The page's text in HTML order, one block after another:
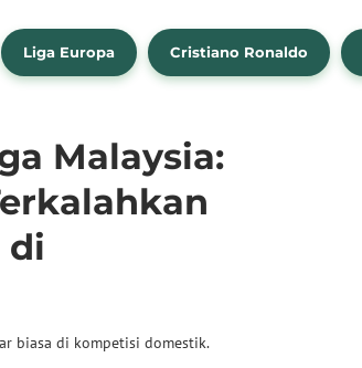
Liga Europa Cristiano Ronaldo
Malaysia:
di
biasa di kompetisi domestik.